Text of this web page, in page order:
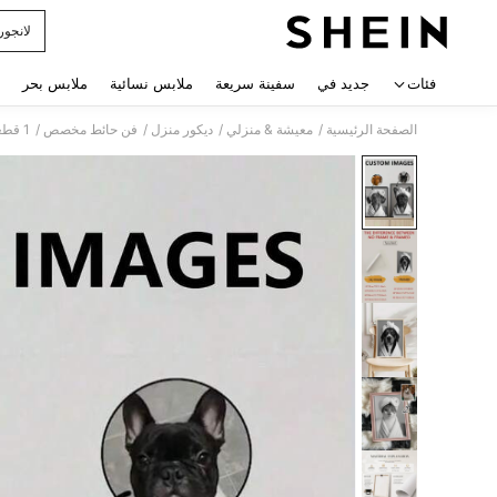
فئات جديد في سفينة سريعة ملابس نسائية ملابس بحر
الصفحة الرئيسية / معيشة & منزلي / ديكور منزل / فن حائط مخصص /